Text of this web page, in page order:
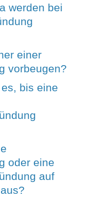
werden bei
einer
vorbeugen?
bis eine
oder eine
auf